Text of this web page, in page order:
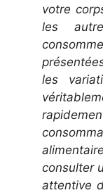
votre
les
les
consulter
attentive